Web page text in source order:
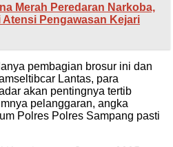
Merah Peredaran Narkoba,
Atensi Pengawasan Kejari
pembagian brosur ini dan
Lantas, para
akan pentingnya tertib
pelanggaran, angka
Polres Polres Sampang pasti